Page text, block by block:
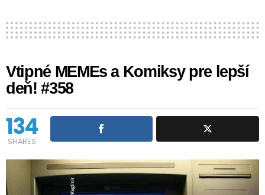
Vtipné MEMEs a Komiksy pre lepší
deň! #358
134
SHARES